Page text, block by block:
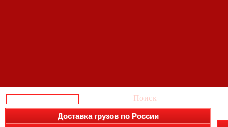
Поиск
Доставка грузов по России